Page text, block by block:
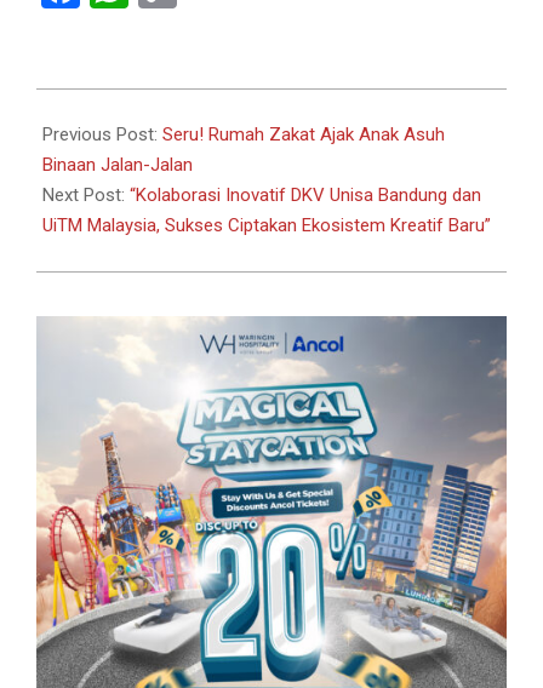
09-
04
Previous Post: Seru! Rumah Zakat Ajak Anak Asuh
Binaan Jalan-Jalan
Next Post: “Kolaborasi Inovatif DKV Unisa Bandung dan
UiTM Malaysia, Sukses Ciptakan Ekosistem Kreatif Baru”